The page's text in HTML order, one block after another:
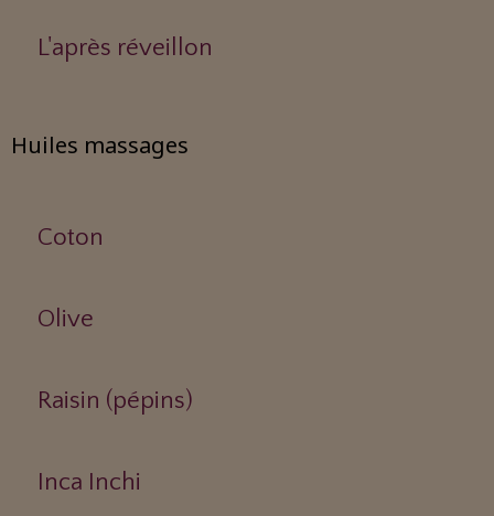
L'après réveillon
Huiles massages
Coton
Olive
Raisin (pépins)
Inca Inchi